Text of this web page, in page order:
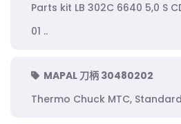
Parts kit LB 302C 6640 5,0 S
01 ..
MAPAL 刀柄 30480202
Thermo Chuck MTC,